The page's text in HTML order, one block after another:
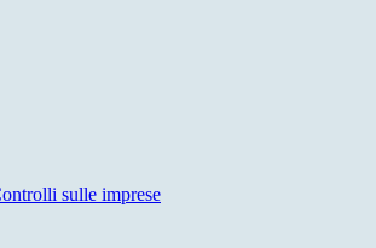
sulle imprese